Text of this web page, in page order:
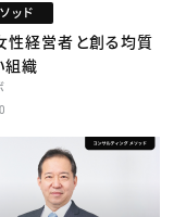
ッド
性経営者と創る均質
組織